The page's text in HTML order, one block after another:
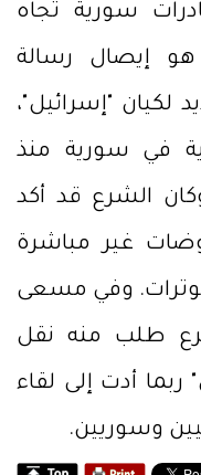
سورية تجاه
إيصال رسالة
لكيان "إسرائيل"،
في سورية منذ
الشرع قد أكد
غير مباشرة
وفي مسعى
طلب منه نقل
أدت إلى لقاء
وسوريين.